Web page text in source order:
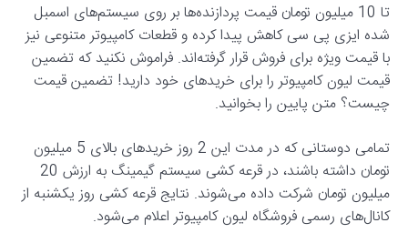
تا 10 میلیون تومان قیمت پردازنده‌ها بر روی سیستم‌های اسمبل
شده ایزی پی سی کاهش پیدا کرده و قطعات کامپیوتر متنوعی نیز
با قیمت ویژه برای فروش قرار گرفته‌اند. فراموش نکنید که تضمین
قیمت لیون کامپیوتر را برای خریدهای خود دارید! تضمین قیمت
چیست؟ متن پایین را بخوانید.
تمامی دوستانی که در مدت این 2 روز خریدهای بالای 5 میلیون
تومان داشته باشند، در قرعه کشی سیستم گیمینگ به ارزش 20
میلیون تومان شرکت داده می‌شوند. نتایج قرعه کشی روز یکشنبه از
کانال‌های رسمی فروشگاه لیون کامپیوتر اعلام می‌شود.